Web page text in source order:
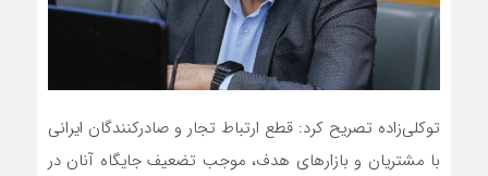
توکلی‌زاده تصریح کرد: قطع ارتباط تجار و صادرکنندگان ایرانی
با مشتریان و بازارهای هدف، موجب تضعیف جایگاه آنان در